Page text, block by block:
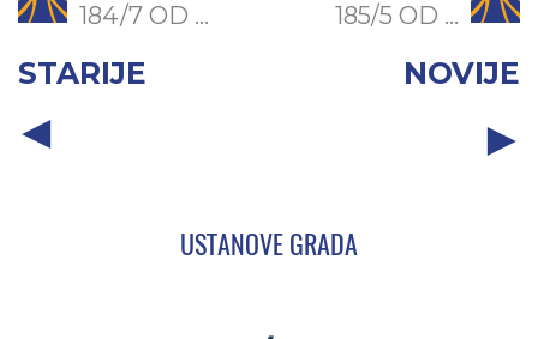
184/7 OD ...
STARIJE
185/5 OD ...
NOVIJE
USTANOVE GRADA